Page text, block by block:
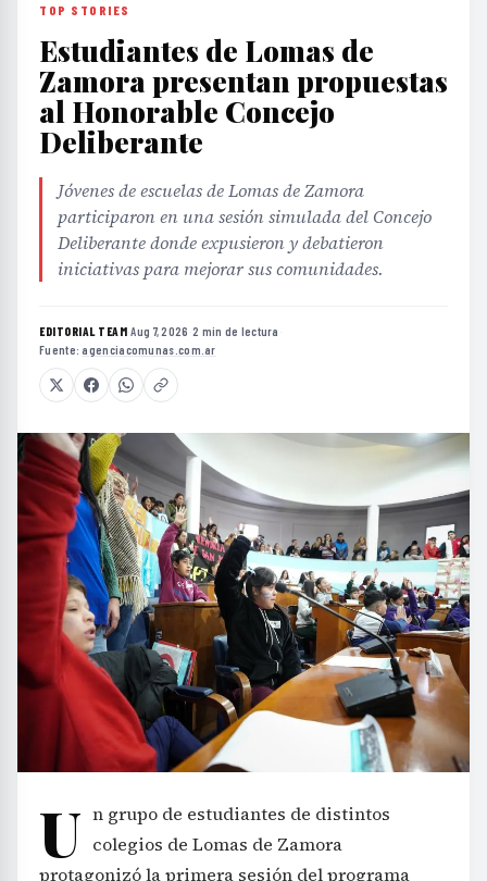
TOP STORIES
Estudiantes de Lomas de
Zamora presentan propuestas
al Honorable Concejo
Deliberante
Jóvenes de escuelas de Lomas de Zamora
participaron en una sesión simulada del Concejo
Deliberante donde expusieron y debatieron
iniciativas para mejorar sus comunidades.
EDITORIAL TEAM·Aug 7, 2026 ·2 min de lectura ·
Fuente:agenciacomunas.com.ar
U n grupo de estudiantes de distintos
colegios de Lomas de Zamora
protagonizó la primera sesión del programa